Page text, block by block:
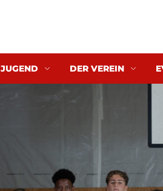
JUGEND DER VEREIN